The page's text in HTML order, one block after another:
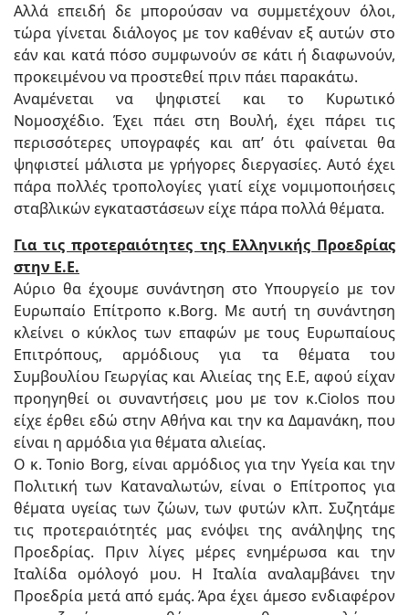
Αλλά επειδή δε μπορούσαν να συμμετέχουν όλοι,
τώρα γίνεται διάλογος με τον καθέναν εξ αυτών στο
εάν και κατά πόσο συμφωνούν σε κάτι ή διαφωνούν,
προκειμένου να προστεθεί πριν πάει παρακάτω.
Αναμένεται να ψηφιστεί και το Κυρωτικό
Νομοσχέδιο. Έχει πάει στη Βουλή, έχει πάρει τις
περισσότερες υπογραφές και απ’ ότι φαίνεται θα
ψηφιστεί μάλιστα με γρήγορες διεργασίες. Αυτό έχει
πάρα πολλές τροπολογίες γιατί είχε νομιμοποιήσεις
σταβλικών εγκαταστάσεων είχε πάρα πολλά θέματα.
Για τις προτεραιότητες της Ελληνικής Προεδρίας
στην Ε.Ε.
Αύριο θα έχουμε συνάντηση στο Υπουργείο με τον
Ευρωπαίο Επίτροπο κ.Borg. Με αυτή τη συνάντηση
κλείνει ο κύκλος των επαφών με τους Ευρωπαίους
Επιτρόπους, αρμόδιους για τα θέματα του
Συμβουλίου Γεωργίας και Αλιείας της Ε.Ε, αφού είχαν
προηγηθεί οι συναντήσεις μου με τον κ.Ciolos που
είχε έρθει εδώ στην Αθήνα και την κα Δαμανάκη, που
είναι η αρμόδια για θέματα αλιείας.
Ο κ. Tonio Borg, είναι αρμόδιος για την Υγεία και την
Πολιτική των Καταναλωτών, είναι ο Επίτροπος για
θέματα υγείας των ζώων, των φυτών κλπ. Συζητάμε
τις προτεραιότητές μας ενόψει της ανάληψης της
Προεδρίας. Πριν λίγες μέρες ενημέρωσα και την
Ιταλίδα ομόλογό μου. Η Ιταλία αναλαμβάνει την
Προεδρία μετά από εμάς. Άρα έχει άμεσο ενδιαφέρον